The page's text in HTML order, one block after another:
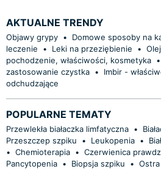
AKTUALNE TRENDY
Objawy grypy • Domowe sposoby na
leczenie
• Leki na przeziębienie •
pochodzenie, właściwości, kosmetyka •
zastosowanie czystka •
Imbir -
odchudzające
POPULARNE TEMATY
Przewlekła białaczka limfatyczna •
Przeszczep szpiku
• Leukopenia •
• Chemioterapia • Czerwienica
Pancytopenia • Biopsja szpiku •